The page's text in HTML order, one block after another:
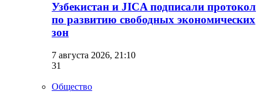
Узбекистан и JICA подписали протокол
по развитию свободных экономических
зон
7 августа 2026, 21:10
31
Общество